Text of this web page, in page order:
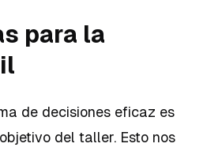
para la
de decisiones eficaz es
del taller. Esto nos